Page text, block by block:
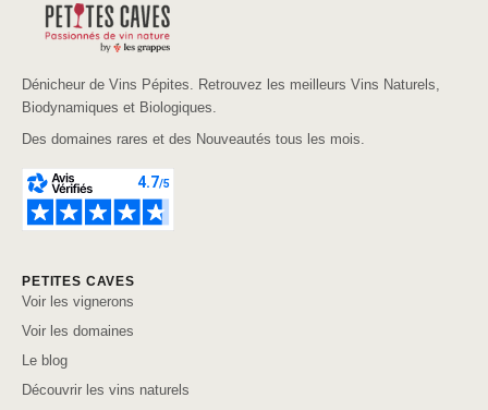
Dénicheur de Vins Pépites. Retrouvez les meilleurs Vins Naturels,
Biodynamiques et Biologiques.
Des domaines rares et des Nouveautés tous les mois.
PETITES CAVES
Voir les vignerons
Voir les domaines
Le blog
Découvrir les vins naturels